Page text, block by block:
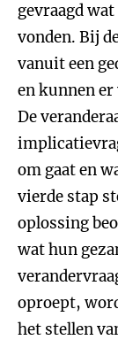
gevraagd
vonden. Bij
vanuit een
en kunnen
De
om gaat en
vierde stap
oplossing
wat hun
oproept,
het stellen